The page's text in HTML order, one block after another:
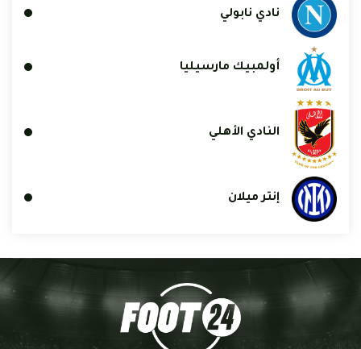
نادي نابولي
أولمبيك مارسيليا
النادي الأهلي
إنتر ميلان